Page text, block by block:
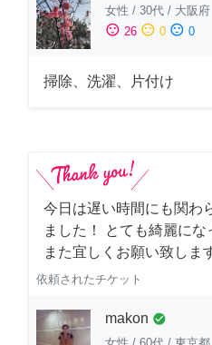
女性 / 30代 / 大阪府
sentiment_satisfied 26 sentiment_neutral 0 sentiment_dissatisfied 0
掃除、洗濯、片付け
今日は遅い時間にも関わ
ました！ とても綺麗にな
また宜しくお願い致しま
依頼されたチケット
makon check_circle